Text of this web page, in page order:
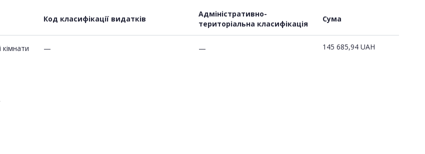
Код класифікації видатків
Адміністративно-
територіальна класифікація
Сума
кімнати — — 145 685,94 UAH